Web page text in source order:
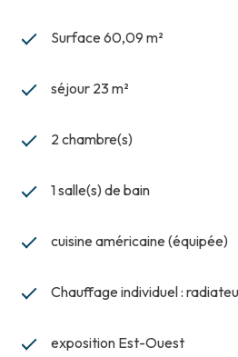
Surface 60,09 m²
séjour 23 m²
2 chambre(s)
1 salle(s) de bain
cuisine américaine (équipée)
Chauffage individuel :
exposition Est-Ouest